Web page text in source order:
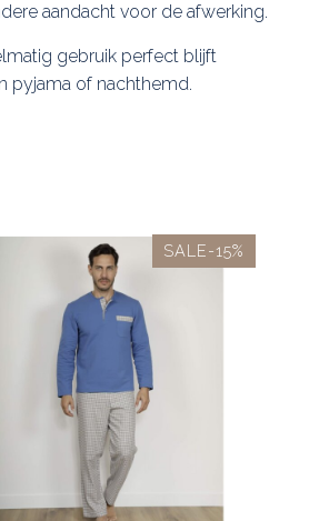
aandacht voor de afwerking.
gebruik perfect blijft
pyjama of nachthemd.
SALE-15%